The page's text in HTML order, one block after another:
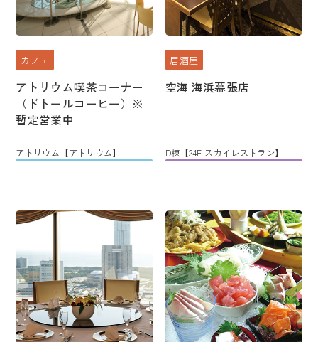
カフェ
アトリウム喫茶コーナー
（ドトールコーヒー）※
暫定営業中
アトリウム【アトリウム】
居酒屋
空海 海浜幕張店
D棟【24F スカイレストラン】